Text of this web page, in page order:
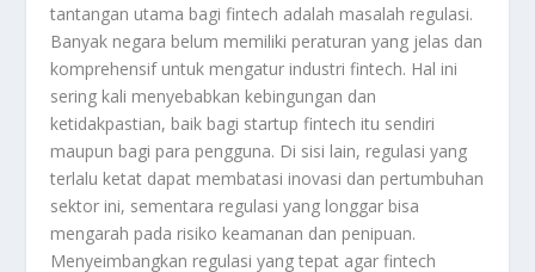
tantangan utama bagi fintech adalah masalah regulasi.
Banyak negara belum memiliki peraturan yang jelas dan
komprehensif untuk mengatur industri fintech. Hal ini
sering kali menyebabkan kebingungan dan
ketidakpastian, baik bagi startup fintech itu sendiri
maupun bagi para pengguna. Di sisi lain, regulasi yang
terlalu ketat dapat membatasi inovasi dan pertumbuhan
sektor ini, sementara regulasi yang longgar bisa
mengarah pada risiko keamanan dan penipuan.
Menyeimbangkan regulasi yang tepat agar fintech